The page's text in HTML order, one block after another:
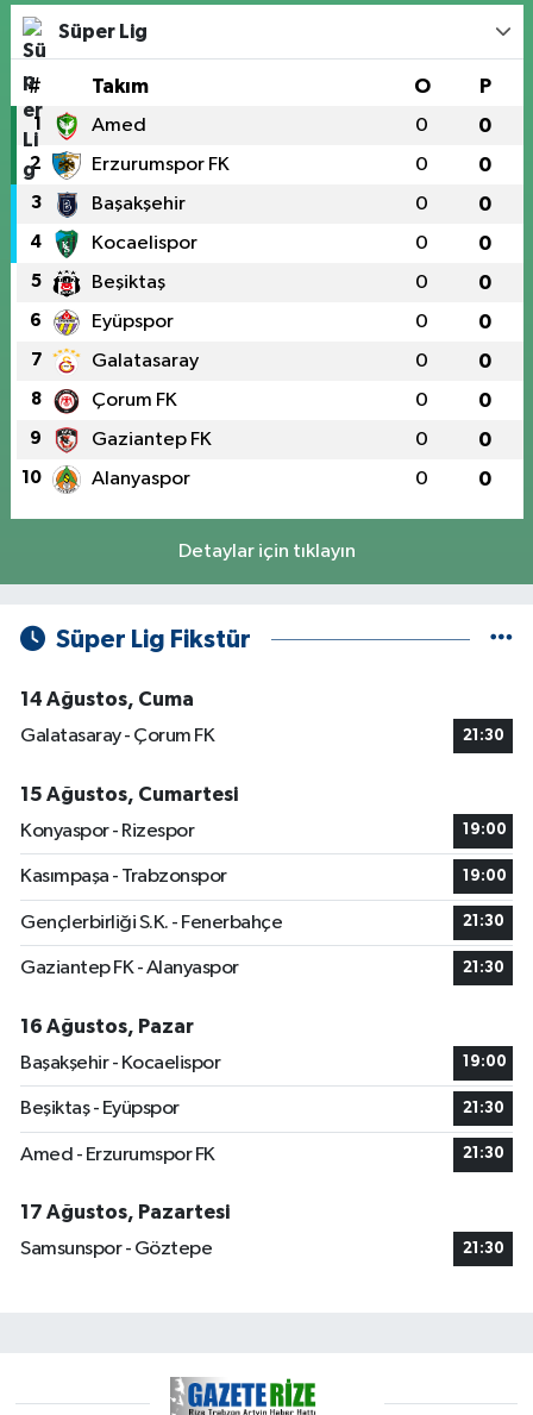
Süper Lig
# Takım O P
1 Amed 0 0
2 Erzurumspor FK 0 0
3 Başakşehir 0 0
4 Kocaelispor 0 0
5 Beşiktaş 0 0
6 Eyüpspor 0 0
7 Galatasaray 0 0
8 Çorum FK 0 0
9 Gaziantep FK 0 0
10 Alanyaspor 0 0
Detaylar için tıklayın
Süper Lig Fikstür
14 Ağustos, Cuma
Galatasaray - Çorum FK
21:30
15 Ağustos, Cumartesi
Konyaspor - Rizespor
19:00
Kasımpaşa - Trabzonspor 19:00
Gençlerbirliği S.K. - Fenerbahçe 21:30
Gaziantep FK - Alanyaspor 21:30
16 Ağustos, Pazar
Başakşehir - Kocaelispor
19:00
Beşiktaş - Eyüpspor 21:30
Amed - Erzurumspor FK 21:30
17 Ağustos, Pazartesi
Samsunspor - Göztepe
21:30